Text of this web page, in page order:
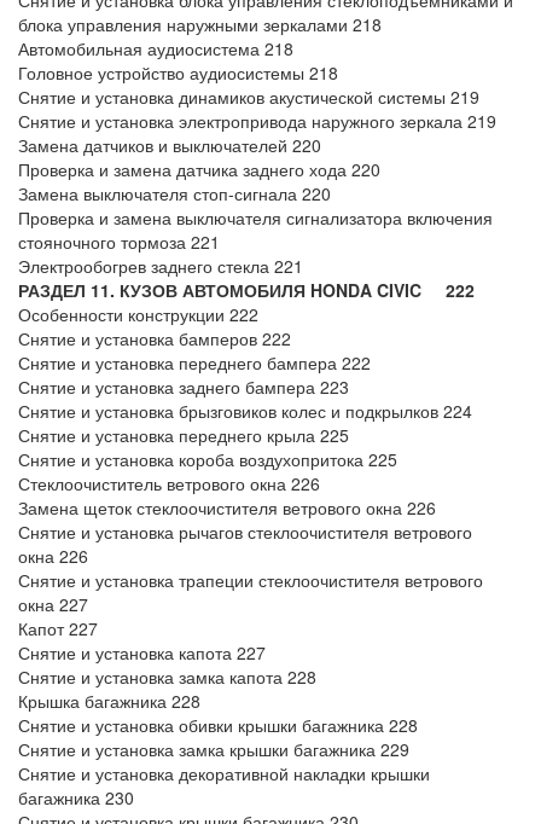
блока управления наружными зеркалами 218
Автомобильная аудиосистема 218
Головное устройство аудиосистемы 218
Снятие и установка динамиков акустической системы 219
Снятие и установка электропривода наружного зеркала 219
Замена датчиков и выключателей 220
Проверка и замена датчика заднего хода 220
Замена выключателя стоп-сигнала 220
Проверка и замена выключателя сигнализатора включения
стояночного тормоза 221
Электрообогрев заднего стекла 221
РАЗДЕЛ 11. КУЗОВ АВТОМОБИЛЯ HONDA CIVIC 222
Особенности конструкции 222
Снятие и установка бамперов 222
Снятие и установка переднего бампера 222
Снятие и установка заднего бампера 223
Снятие и установка брызговиков колес и подкрылков 224
Снятие и установка переднего крыла 225
Снятие и установка короба воздухопритока 225
Стеклоочиститель ветрового окна 226
Замена щеток стеклоочистителя ветрового окна 226
Снятие и установка рычагов стеклоочистителя ветрового
окна 226
Снятие и установка трапеции стеклоочистителя ветрового
окна 227
Капот 227
Снятие и установка капота 227
Снятие и установка замка капота 228
Крышка багажника 228
Снятие и установка обивки крышки багажника 228
Снятие и установка замка крышки багажника 229
Снятие и установка декоративной накладки крышки
багажника 230